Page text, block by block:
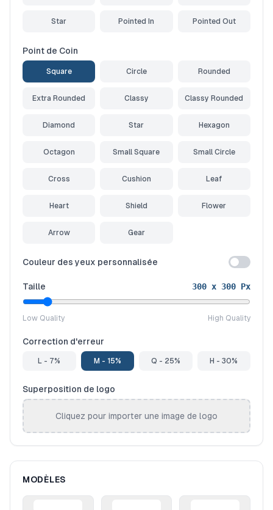
Star Pointed In Pointed Out
Point de Coin
Square Circle Rounded
Extra Rounded Classy Classy Rounded
Diamond Star Hexagon
Octagon Small Square Small Circle
Cross Cushion Leaf
Heart Shield Flower
Arrow Gear
Couleur des yeux personnalisée
Taille 300 x 300 Px
Low Quality High Quality
Correction d'erreur
L - 7% M - 15% Q - 25% H - 30%
Superposition de logo
Cliquez pour importer une image de logo
MODÈLES